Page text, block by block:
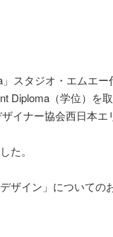
」スタジオ・エムエー
Diploma（学位）を取
イナー協会西日本エ
た。
ザイン」についての